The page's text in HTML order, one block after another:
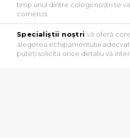
timp unul dintre colegii noștri te
comenzii.
Specialiștii noștri vă oferă
alegerea echipamentului
puteți solicita orice detaliu vă